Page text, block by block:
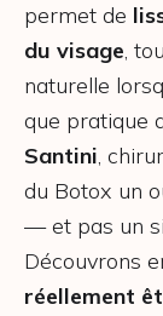
permet de
du visage,
naturelle
que pratique
Santini,
du Botox un
— et pas un
Découvrons
réellement